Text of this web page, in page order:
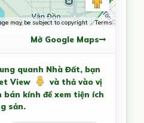
may be subject to copyright Terms
Mở Google Maps
quanh Nhà Đất, bạn
View
và thả vào vị
bán kính để xem tiện ích
sản.